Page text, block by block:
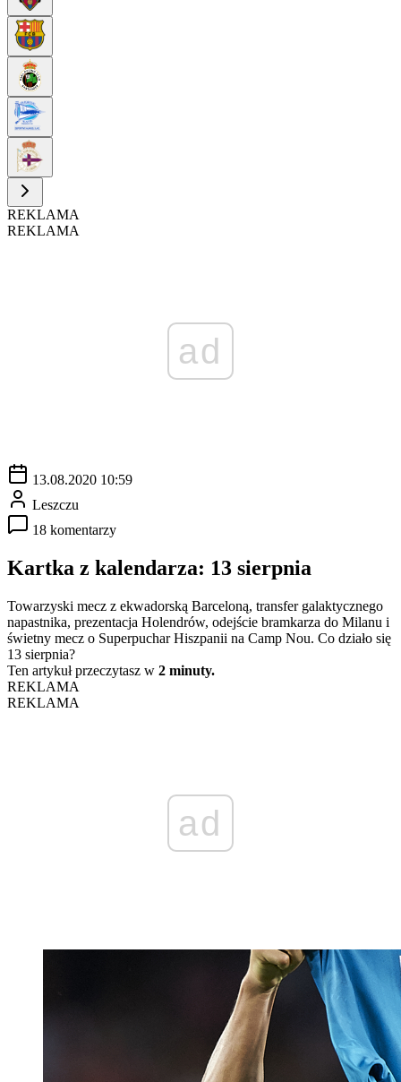
REKLAMA
REKLAMA
ad
13.08.2020 10:59
Leszczu
18 komentarzy
Kartka z kalendarza: 13 sierpnia
Towarzyski mecz z ekwadorską Barceloną, transfer galaktycznego
napastnika, prezentacja Holendrów, odejście bramkarza do Milanu i
świetny mecz o Superpuchar Hiszpanii na Camp Nou. Co działo się
13 sierpnia?
Ten artykuł przeczytasz w 2 minuty.
REKLAMA
REKLAMA
ad